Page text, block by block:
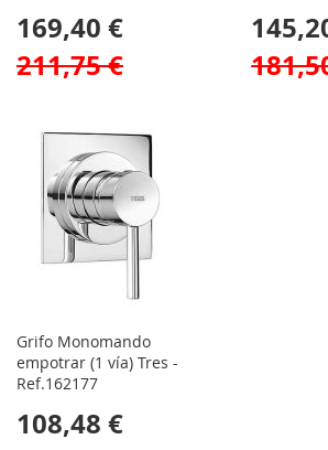
169,40 €
211,75 €
Grifo Monomando
empotrar (1 vía) Tres -
Ref.162177
108,48 €